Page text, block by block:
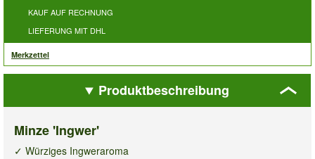
KAUF AUF RECHNUNG
LIEFERUNG MIT DHL
Merkzettel
Produktbeschreibung
Minze 'Ingwer'
✓ Würziges Ingweraroma